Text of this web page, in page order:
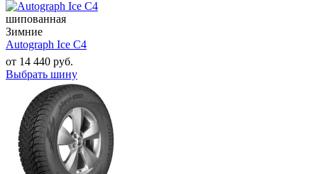
шипованная
Зимние
Autograph Ice C4
от 14 440 руб.
Выбрать шину